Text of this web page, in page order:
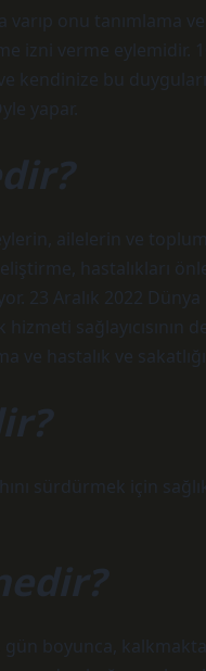
onu tanımlama
izni verme eylemidir.
kendinize bu
yapar.
ailelerin ve
hastalıkları
23 Aralık 2022 Dünya
sağlayıcısının
ve hastalık ve
sürdürmek için
boyunca,